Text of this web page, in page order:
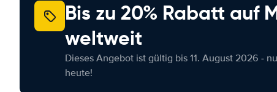
Bis zu 20% Rabatt auf
weltweit
Dieses Angebot ist gültig bis 11. August 2026 -
heute!